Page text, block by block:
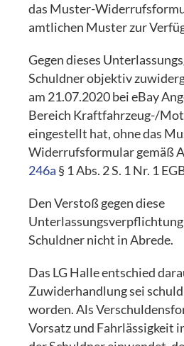
das Muster-
amtlichen Muster zur
Gegen dieses
Schuldner objektiv
am 21.07.2020 bei eBay
Bereich Kraftfahrzeug-/
eingestellt hat, ohne das
Widerrufsformular gemäß
246a § 1 Abs. 2 S. 1 Nr. 1
Den Verstoß gegen diese
Schuldner nicht in Abrede.
Das LG Halle entschied
Zuwiderhandlung sei
worden. Als
Vorsatz und Fahrlässigkeit